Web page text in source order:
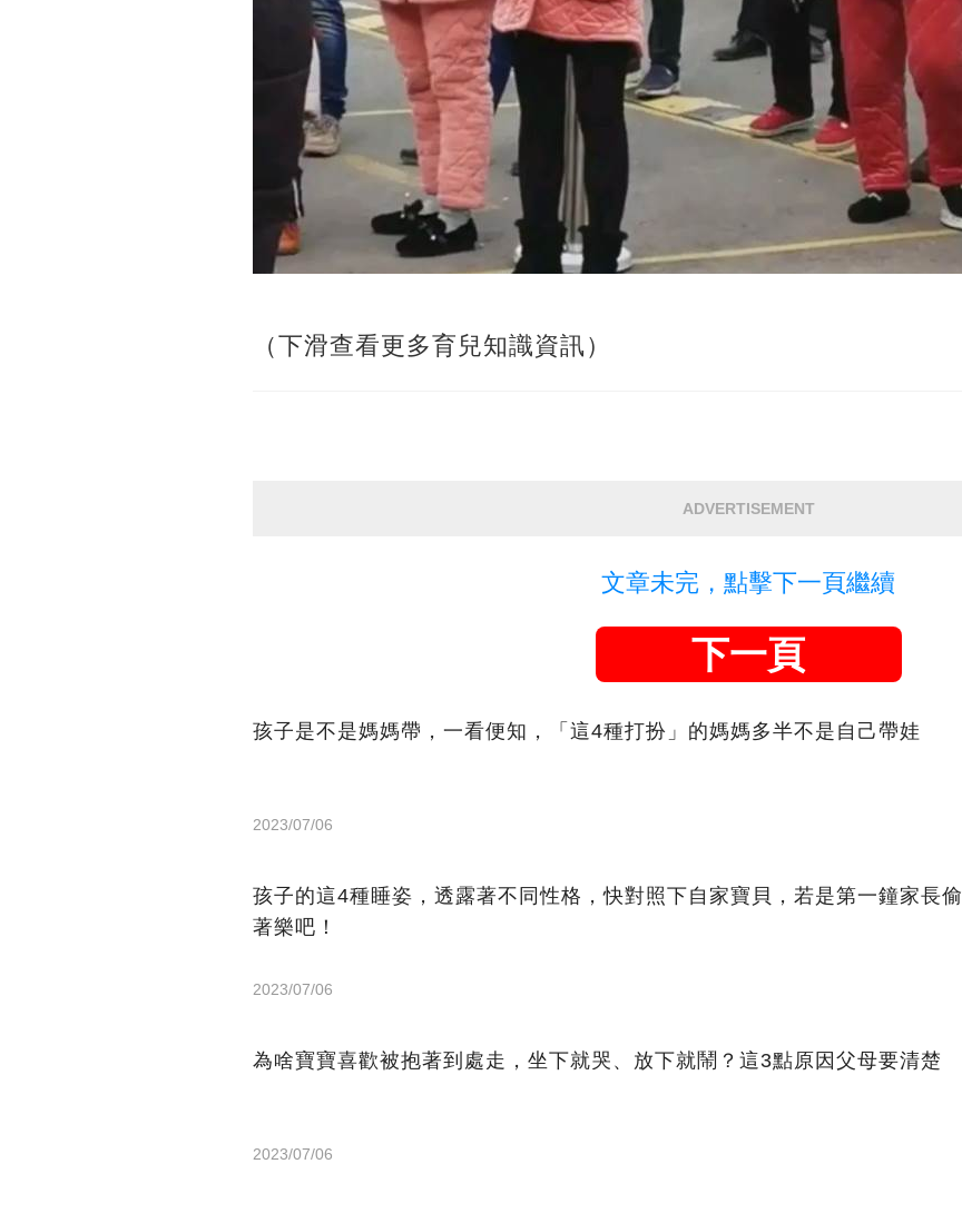
（下滑查看更多育兒知識資訊）
ADVERTISEMENT
文章未完，點擊下一頁繼續
下一頁
孩子是不是媽媽帶，一看便知，「這4種打扮」的媽媽多半不是自己帶娃
2023/07/06
孩子的這4種睡姿，透露著不同性格，快對照下自家寶貝，若是第一鐘家長偷
著樂吧！
2023/07/06
為啥寶寶喜歡被抱著到處走，坐下就哭、放下就鬧？這3點原因父母要清楚
2023/07/06